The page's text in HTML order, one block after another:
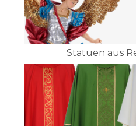
Statuen aus